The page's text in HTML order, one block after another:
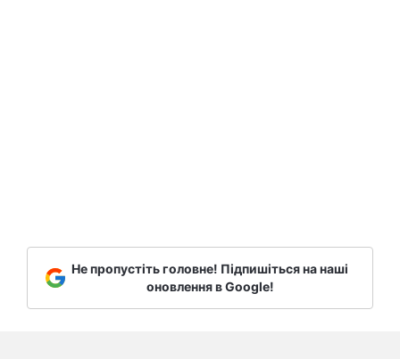
Не пропустіть головне! Підпишіться на наші
оновлення в Google!